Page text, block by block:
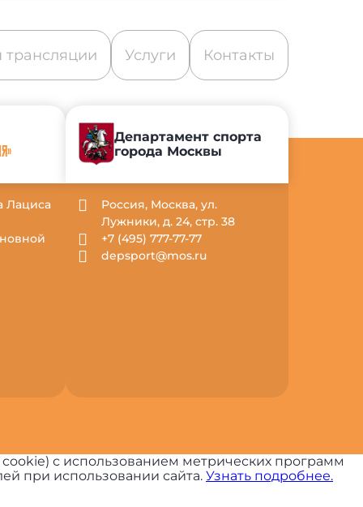
Услуги Контакты
Лациса
Департамент спорта
города Москвы
Россия, Москва, ул.
Лужники, д. 24, стр. 38
+7 (495) 777-77-77
depsport@mos.ru
с использованием метрических программ
при использовании сайта. Узнать подробнее.